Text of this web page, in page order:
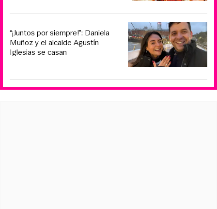
“¡Juntos por siempre!”: Daniela
Muñoz y el alcalde Agustín
Iglesias se casan